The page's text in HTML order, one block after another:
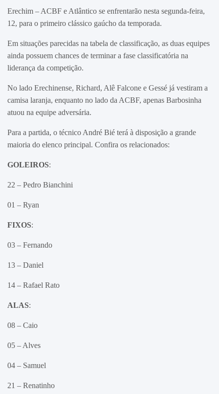
Erechim – ACBF e Atlântico se enfrentarão nesta segunda-feira,
12, para o primeiro clássico gaúcho da temporada.
Em situações parecidas na tabela de classificação, as duas equipes
ainda possuem chances de terminar a fase classificatória na
liderança da competição.
No lado Erechinense, Richard, Alê Falcone e Gessé já vestiram a
camisa laranja, enquanto no lado da ACBF, apenas Barbosinha
atuou na equipe adversária.
Para a partida, o técnico André Bié terá à disposição a grande
maioria do elenco principal. Confira os relacionados:
GOLEIROS:
22 – Pedro Bianchini
01 – Ryan
FIXOS:
03 – Fernando
13 – Daniel
14 – Rafael Rato
ALAS:
08 – Caio
05 – Alves
04 – Samuel
21 – Renatinho